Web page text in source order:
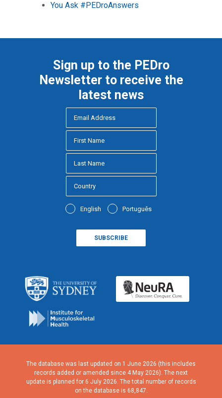
You Ask #PEDroAnswers
Sign up to the PEDro
Newsletter to receive the
latest news
English Português
The database was last updated on 1 June 2026 (this includes
records added or amended since 4 May 2026). The next
update is planned for 6 July 2026. The total number of records
on the database is 68,847.